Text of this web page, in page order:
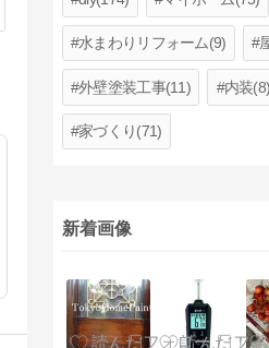
水まわりリフォーム(9)
外壁塗装工事(11) 内装(8)
家づくり(71)
新着画像